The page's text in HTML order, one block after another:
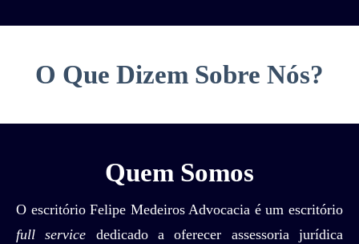
O Que Dizem Sobre Nós?
Quem Somos
O escritório Felipe Medeiros Advocacia é um escritório
full service dedicado a oferecer assessoria jurídica